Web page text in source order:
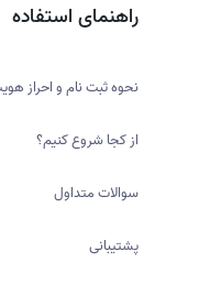
راهنمای استفاده
نحوه ثبت نام و احراز
از کجا شروع کنیم؟
سوالات متداول
پشتیبانی